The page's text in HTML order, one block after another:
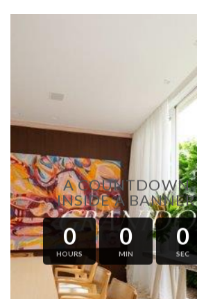
A COUNTDOWN
INSIDE A BANNER
0
HOURS
0
MIN
0
SEC